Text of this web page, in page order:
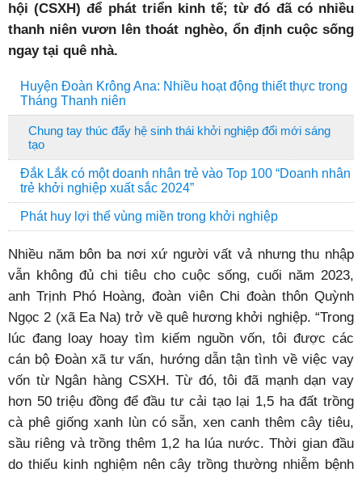
hội (CSXH) để phát triển kinh tế; từ đó đã có nhiều
thanh niên vươn lên thoát nghèo, ổn định cuộc sống
ngay tại quê nhà.
Huyện Đoàn Krông Ana: Nhiều hoạt động thiết thực trong
Tháng Thanh niên
Chung tay thúc đẩy hệ sinh thái khởi nghiệp đổi mới sáng
tạo
Đắk Lắk có một doanh nhân trẻ vào Top 100 “Doanh nhân
trẻ khởi nghiệp xuất sắc 2024”
Phát huy lợi thế vùng miền trong khởi nghiệp
Nhiều năm bôn ba nơi xứ người vất vả nhưng thu nhập
vẫn không đủ chi tiêu cho cuộc sống, cuối năm 2023,
anh Trịnh Phó Hoàng, đoàn viên Chi đoàn thôn Quỳnh
Ngọc 2 (xã Ea Na) trở về quê hương khởi nghiệp. “Trong
lúc đang loay hoay tìm kiếm nguồn vốn, tôi được các
cán bộ Đoàn xã tư vấn, hướng dẫn tận tình về việc vay
vốn từ Ngân hàng CSXH. Từ đó, tôi đã mạnh dạn vay
hơn 50 triệu đồng để đầu tư cải tạo lại 1,5 ha đất trồng
cà phê giống xanh lùn có sẵn, xen canh thêm cây tiêu,
sầu riêng và trồng thêm 1,2 ha lúa nước. Thời gian đầu
do thiếu kinh nghiệm nên cây trồng thường nhiễm bệnh